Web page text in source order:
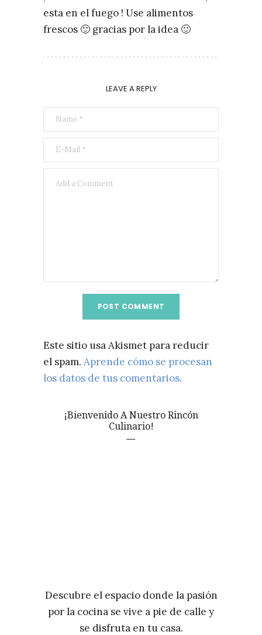
esta en el fuego ! Use alimentos
frescos 🙂 gracias por la idea 🙂
LEAVE A REPLY
Este sitio usa Akismet para reducir
el spam. Aprende cómo se procesan
los datos de tus comentarios.
¡Bienvenido A Nuestro Rincón
Culinario!
Descubre el espacio donde la pasión
por la cocina se vive a pie de calle y
se disfruta en tu casa.